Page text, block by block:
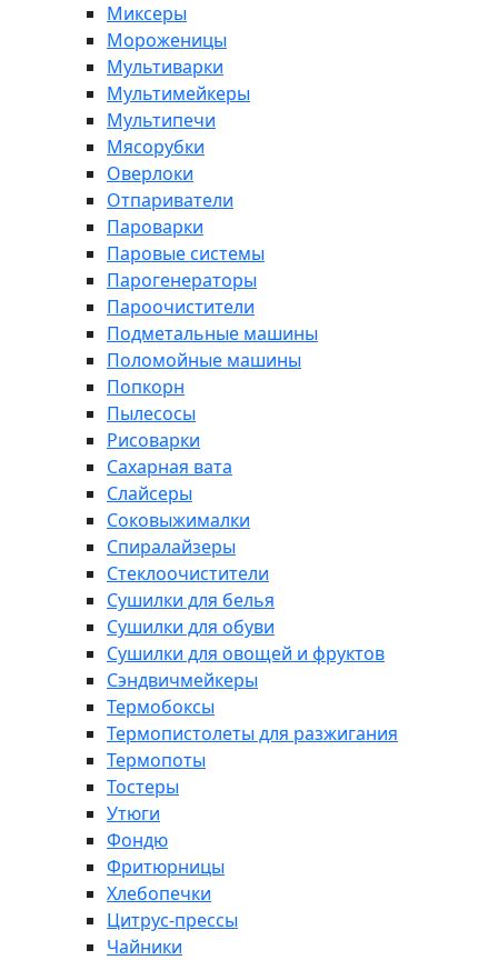
Миксеры
Мороженицы
Мультиварки
Мультимейкеры
Мультипечи
Мясорубки
Оверлоки
Отпариватели
Пароварки
Паровые системы
Парогенераторы
Пароочистители
Подметальные машины
Поломойные машины
Попкорн
Пылесосы
Рисоварки
Сахарная вата
Слайсеры
Соковыжималки
Спиралайзеры
Стеклоочистители
Сушилки для белья
Сушилки для обуви
Сушилки для овощей и фруктов
Сэндвичмейкеры
Термобоксы
Термопистолеты для разжигания
Термопоты
Тостеры
Утюги
Фондю
Фритюрницы
Хлебопечки
Цитрус-прессы
Чайники